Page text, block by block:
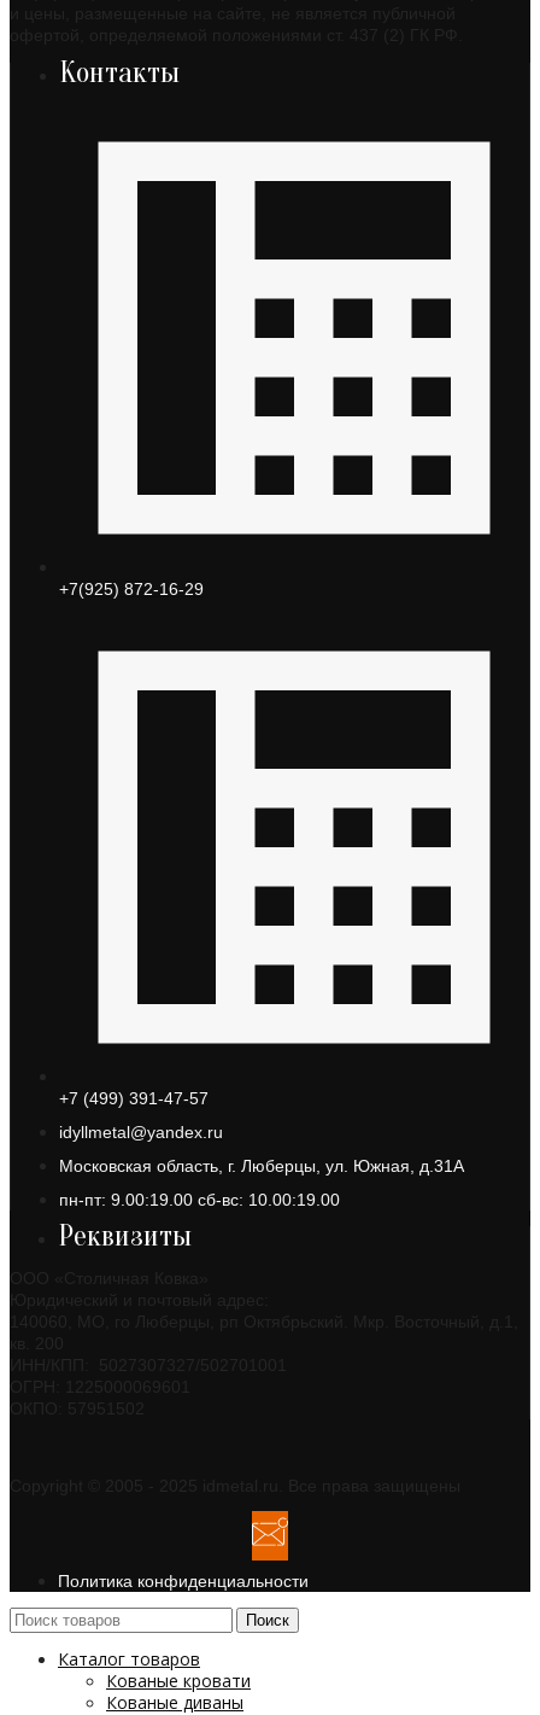
Контакты
+7(925) 872-16-29
+7 (499) 391-47-57
idyllmetal@yandex.ru
Московская область, г. Люберцы, ул. Южная, д.31А
пн-пт: 9.00:19.00 сб-вс: 10.00:19.00
Реквизиты
Политика конфиденциальности
Поиск
Каталог товаров
Кованые кровати
Кованые диваны